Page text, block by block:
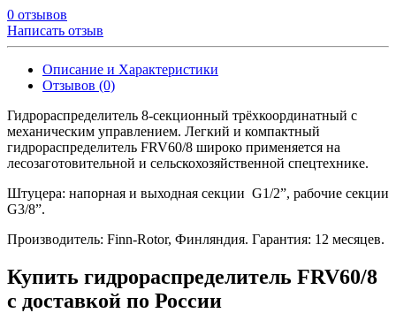
0 отзывов
Написать отзыв
Описание и Характеристики
Отзывов (0)
Гидрораспределитель 8-секционный трёхкоординатный с
механическим управлением. Легкий и компактный
гидрораспределитель FRV60/8 широко применяется на
лесозаготовительной и сельскохозяйственной спецтехнике.
Штуцера: напорная и выходная секции G1/2”, рабочие секции
G3/8”.
Производитель: Finn-Rotor, Финляндия. Гарантия: 12 месяцев.
Купить гидрораспределитель FRV60/8
с доставкой по России